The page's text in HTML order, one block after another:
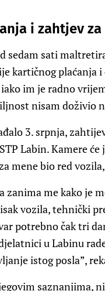
i zahtjev
sedam sati
kartičnog plaćanja
im je radno
nisam doživio
3. srpnja,
Labin. Kamere
mene bio red
zanima me kako je
vozila, tehnički
potrebno čak tri
u Labinu
istog posla”,
saznanjima,